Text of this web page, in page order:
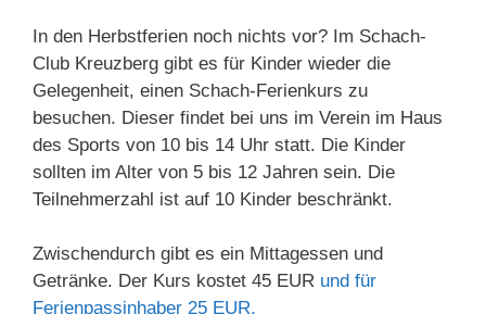
In den Herbstferien noch nichts vor? Im Schach-
Club Kreuzberg gibt es für Kinder wieder die
Gelegenheit, einen Schach-Ferienkurs zu
besuchen. Dieser findet bei uns im Verein im Haus
des Sports von 10 bis 14 Uhr statt. Die Kinder
sollten im Alter von 5 bis 12 Jahren sein. Die
Teilnehmerzahl ist auf 10 Kinder beschränkt.
Zwischendurch gibt es ein Mittagessen und
Getränke. Der Kurs kostet 45 EUR und für
Ferienpassinhaber 25 EUR.